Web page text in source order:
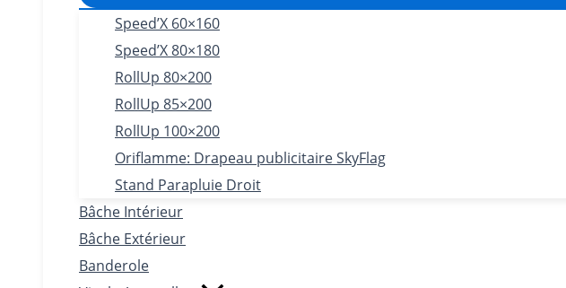
Speed’X 60×160
Speed’X 80×180
RollUp 80×200
RollUp 85×200
RollUp 100×200
Oriflamme: Drapeau publicitaire SkyFlag
Stand Parapluie Droit
Bâche Intérieur
Bâche Extérieur
Banderole